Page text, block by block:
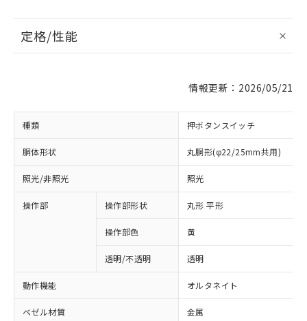
定格/性能
情報更新：2026/05/21
種類 押ボタンスイッチ
胴体形状 丸胴形(φ22/25mm共用)
照光/非照光 照光
操作部 操作部形状 丸形 平形
操作部色 黄
透明/不透明 透明
動作機能 オルタネイト
ベゼル材質 金属